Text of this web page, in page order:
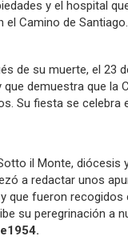
y el hospital
Camino de
de su muerte, el 23
demuestra que la
Su fiesta se celebra
il Monte, diócesis
a redactar unos
que fueron recogidos
su peregrinación a